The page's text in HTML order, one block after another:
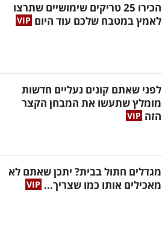
הכירו 25 טריקים שימושיים שתרצו
לאמץ במטבח שלכם עוד היום
לפני שאתם קונים נעליים חדשות
מומלץ שתעשו את המבחן הקצר
הזה
מגדלים חתול בבית? יתכן שאתם לא
מאכילים אותו כמו שצריך...